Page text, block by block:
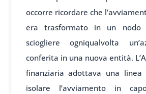
occorre ricordare che
era trasformato in un nodo
sciogliere ogniqualvolta
conferita in una nuova entità.
finanziaria adottava una linea
isolare l’avviamento in